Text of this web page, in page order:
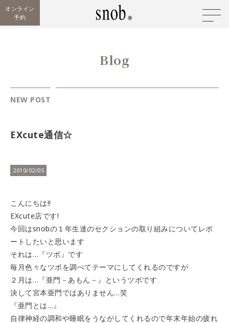
オンライン
予約
Blog
NEW POST
EXcute通信☆
2010/02/05
こんにちは!!
EXcute店です!
今回はsnobの１年生達のセクションの取り組みについてレポ
ートしたいと思います
それは…『ツボ』です
毎月色々なツボを調べてテーマにしてくれるのですが
２月は…『亜門－あもん－』というツボです
決して宮本亜門ではありません…笑
『亜門とは…』
自律神経の調和や睡眠をうながしてくれるので年末年始の疲れ